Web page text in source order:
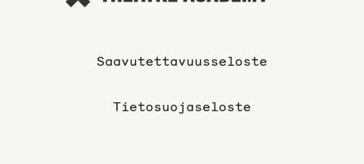
Saavutettavuusseloste
Tietosuojaseloste